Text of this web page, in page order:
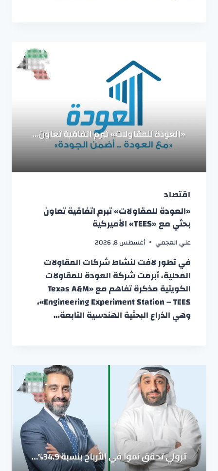
اقتصاد
«العودة للمقاولات» تبرم اتفاقية تعاون
بحثي مع «TEES» الأميركية
علي العجمي أغسطس 8, 2026
في تطور لافت لنشاط شركات المقاولات
المحلية، أبرمت شركة العودة للمقاولات
الكويتية مذكرة تفاهم مع «Texas A&M
Engineering Experiment Station – TEES»،
وهي الذراع البحثية الهندسية التابعة…